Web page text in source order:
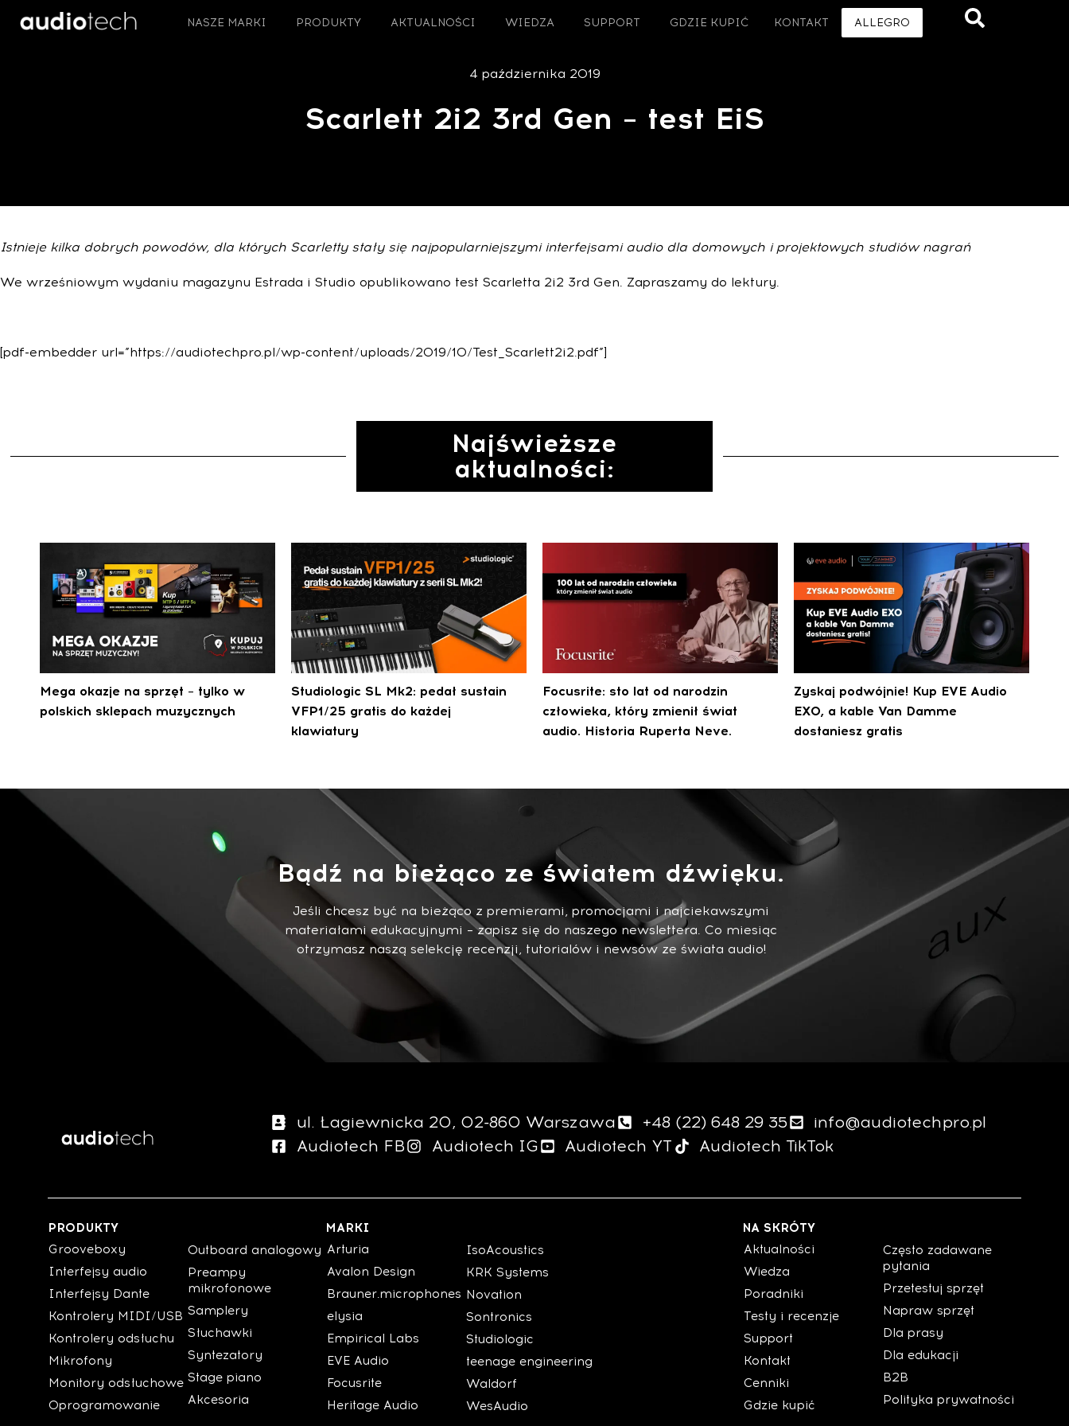
NASZE MARKI PRODUKTY AKTUALNOŚCI WIEDZA SUPPORT GDZIE KUPIĆ KONTAKT ALLEGRO
4 października 2019
Scarlett 2i2 3rd Gen – test EiS
Istnieje kilka dobrych powodów, dla których Scarletty stały się najpopularniejszymi interfejsami audio dla domowych i projektowych studiów nagrań
We wrześniowym wydaniu magazynu Estrada i Studio opublikowano test Scarletta 2i2 3rd Gen. Zapraszamy do lektury.
[pdf-embedder url=”https://audiotechpro.pl/wp-content/uploads/2019/10/Test_Scarlett2i2.pdf”]
Najświeższe
aktualności:
Mega okazje na sprzęt – tylko w
polskich sklepach muzycznych
Studiologic SL Mk2: pedał sustain
VFP1/25 gratis do każdej
klawiatury
Focusrite: sto lat od narodzin
człowieka, który zmienił świat
audio. Historia Ruperta Neve.
Zyskaj podwójnie! Kup EVE Audio
EXO, a kable Van Damme
dostaniesz gratis
Bądź na bieżąco ze światem dźwięku.
Jeśli chcesz być na bieżąco z premierami, promocjami i najciekawszymi
materiałami edukacyjnymi – zapisz się do naszego newslettera. Co miesiąc
otrzymasz naszą selekcję recenzji, tutorialów i newsów ze świata audio!
ul. Łagiewnicka 20, 02-860 Warszawa +48 (22) 648 29 35
info@audiotechpro.pl
Audiotech FB
Audiotech IG Audiotech YT Audiotech TikTok
PRODUKTY
Grooveboxy
Interfejsy audio
Interfejsy Dante
Kontrolery MIDI/USB
Kontrolery odsłuchu
Mikrofony
Monitory odsłuchowe
Oprogramowanie
Outboard analogowy
Preampy
mikrofonowe
Samplery
Słuchawki
Syntezatory
Stage piano
Akcesoria
MARKI
Arturia
Avalon Design
Brauner.microphones
elysia
Empirical Labs
EVE Audio
Focusrite
Heritage Audio
IsoAcoustics
KRK Systems
Novation
Sontronics
Studiologic
teenage engineering
Waldorf
WesAudio
NA SKRÓTY
Aktualności
Wiedza
Poradniki
Testy i recenzje
Support
Kontakt
Cenniki
Gdzie kupić
Często zadawane
pytania
Przetestuj sprzęt
Napraw sprzęt
Dla prasy
Dla edukacji
B2B
Polityka prywatności